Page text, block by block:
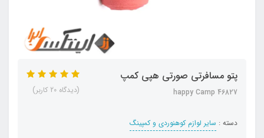
پتو مسافرتی صورتی هپی کمپ
happy Camp 46827
دسته : سایر لوازم کوهنوردی و کمپینگ
(دیدگاه 20 کاربر)